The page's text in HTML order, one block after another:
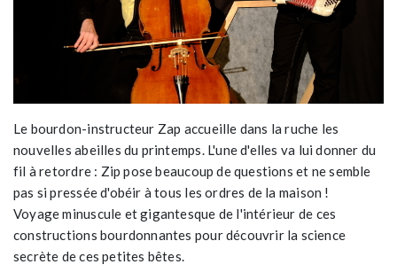
Le bourdon-instructeur Zap accueille dans la ruche les
nouvelles abeilles du printemps. L'une d'elles va lui donner du
fil à retordre : Zip pose beaucoup de questions et ne semble
pas si pressée d'obéir à tous les ordres de la maison !
Voyage minuscule et gigantesque de l'intérieur de ces
constructions bourdonnantes pour découvrir la science
secrète de ces petites bêtes.